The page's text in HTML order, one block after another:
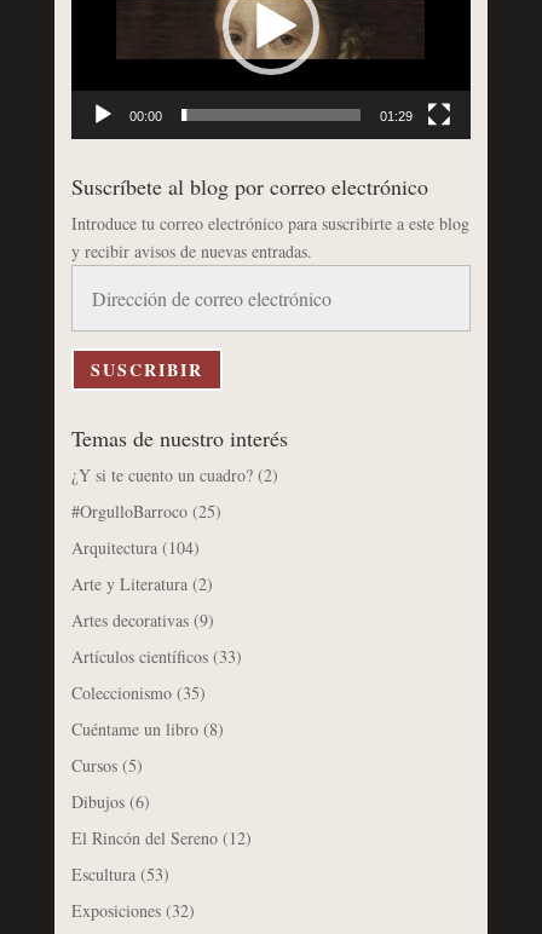
00:00 01:29
Suscríbete al blog por correo electrónico
Introduce tu correo electrónico para suscribirte a este blog
y recibir avisos de nuevas entradas.
correo
electrónico
SUSCRIBIR
Temas de nuestro interés
¿Y si te cuento un cuadro?(2)
#OrgulloBarroco(25)
Arquitectura(104)
Arte y Literatura(2)
Artes decorativas(9)
Artículos científicos(33)
Coleccionismo(35)
Cuéntame un libro(8)
Cursos(5)
Dibujos(6)
El Rincón del Sereno(12)
Escultura(53)
Exposiciones(32)